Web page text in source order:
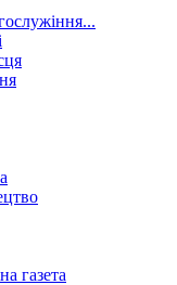
газета